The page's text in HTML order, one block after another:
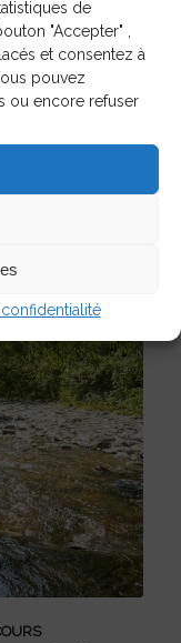
de
"Accepter" ,
et consentez à
pouvez
ou encore refuser
d’eau